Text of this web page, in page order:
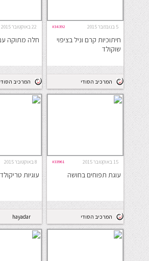
5 בנובמבר 2015 #34392
חיתוכיות קרם וניל בציפוי
שוקולד
המרכיב הסודי
22 באוקטובר 2015
חלה מתוקה
המרכיב הסודי
15 באוקטובר 2015 #33961
עוגת תפוחים בחושה
המרכיב הסודי
8 באוקטובר 2015
עוגיות טריקולד
hayadar